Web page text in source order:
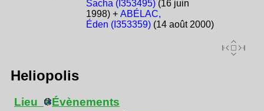
Sacha (I353495)(16 juin
1998) + ABÉLAC,
Éden (I353359)(14 août 2000)
Heliopolis
Lieu Évènements